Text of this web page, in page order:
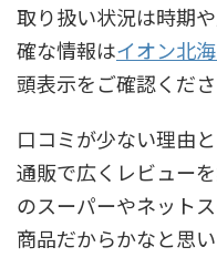
取り扱い状況は時期
確な情報はイオン北
頭表示をご確認くださ
口コミが少ない理由
通販で広くレビュー
のスーパーやネット
商品だからかなと思い